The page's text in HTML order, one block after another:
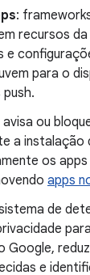
:
recursos
e
para o
avisa ou
a instalação
os
apps
de
Google,
e